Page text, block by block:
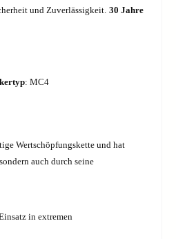
und Zuverlässigkeit. 30 Jahre
: MC4
Wertschöpfungskette und hat
auch durch seine
in extremen